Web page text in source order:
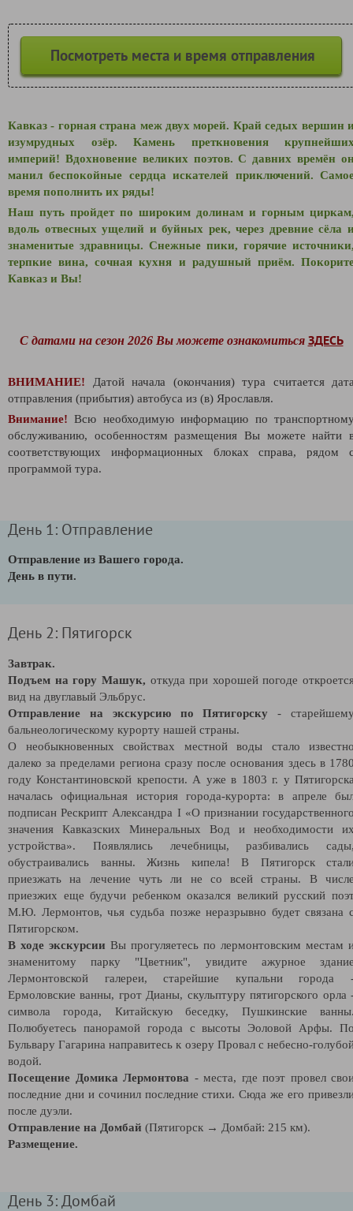
Посмотреть места и время отправления
Кавказ - горная страна меж двух морей. Край седых вершин
изумрудных озёр. Камень преткновения
империй! Вдохновение великих поэтов. С давних времён
манил беспокойные сердца искателей приключений.
время пополнить их ряды!
Наш путь пройдет по широким долинам и горным
вдоль отвесных ущелий и буйных рек, через древние сёла
знаменитые здравницы. Снежные пики, горячие
терпкие вина, сочная кухня и радушный приём.
Кавказ и Вы!
С датами на сезон 2026 Вы можете ознакомиться ЗДЕСЬ
ВНИМАНИЕ! Датой начала (окончания) тура считается
отправления (прибытия) автобуса из (в) Ярославля.
Внимание! Всю необходимую информацию по
обслуживанию, особенностям размещения Вы можете найти
соответствующих информационных блоках справа, рядом
программой тура.
День 1: Отправление
Отправление из Вашего города.
День в пути.
День 2: Пятигорск
Завтрак.
Подъем на гору Машук, откуда при хорошей погоде
вид на двуглавый Эльбрус.
Отправление на экскурсию по Пятигорску -
бальнеологическому курорту нашей страны.
О необыкновенных свойствах местной воды стало
далеко за пределами региона сразу после основания здесь в
году Константиновской крепости. А уже в 1803 г. у
началась официальная история города-курорта: в апреле
подписан Рескрипт Александра I «О признании
значения Кавказских Минеральных Вод и необходимости
устройства». Появлялись лечебницы, разбивались
обустраивались ванны. Жизнь кипела! В Пятигорск
приезжать на лечение чуть ли не со всей страны. В
приезжих еще будучи ребенком оказался великий русский
М.Ю. Лермонтов, чья судьба позже неразрывно будет связана
Пятигорском.
В ходе экскурсии Вы прогуляетесь по лермонтовским местам
знаменитому парку "Цветник", увидите ажурное
Лермонтовской галереи, старейшие купальни города
Ермоловские ванны, грот Дианы, скульптуру пятигорского орла
символа города, Китайскую беседку, Пушкинские
Полюбуетесь панорамой города с высоты Эоловой Арфы.
Бульвару Гагарина направитесь к озеру Провал с небесно-
водой.
Посещение Домика Лермонтова - места, где поэт провел
последние дни и сочинил последние стихи. Сюда же его
после дуэли.
Отправление на Домбай (Пятигорск → Домбай: 215 км).
Размещение.
День 3: Домбай